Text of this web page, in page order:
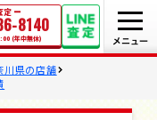
定
8140
(年中無休)
川県の店舗